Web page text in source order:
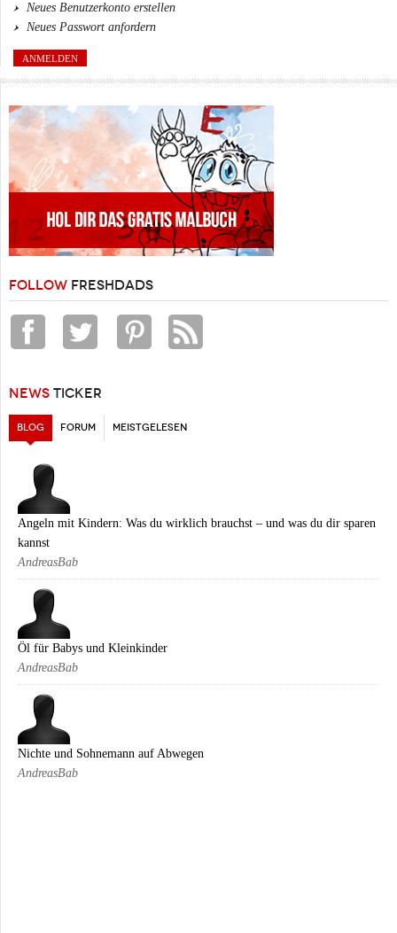
Neues Benutzerkonto erstellen
Neues Passwort anfordern
FOLLOW FRESHDADS
NEWS TICKER
BLOG (AKTIVER REITER)
FORUM MEISTGELESEN
Angeln mit Kindern: Was du wirklich brauchst – und was du dir sparen
kannst
AndreasBab
Öl für Babys und Kleinkinder
AndreasBab
Nichte und Sohnemann auf Abwegen
AndreasBab